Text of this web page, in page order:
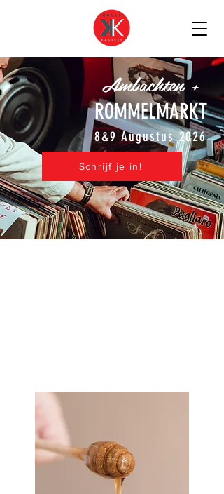
Ambachten +
ROMMELMARKT
8&9 Augustus 2026
Schrijf je in!